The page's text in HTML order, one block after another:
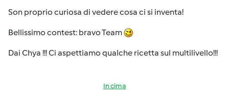
Son proprio curiosa di vedere cosa ci si inventa!
Bellissimo contest: bravo Team
Dai Chya !!! Ci aspettiamo qualche ricetta sul multilivello!!!
In cima